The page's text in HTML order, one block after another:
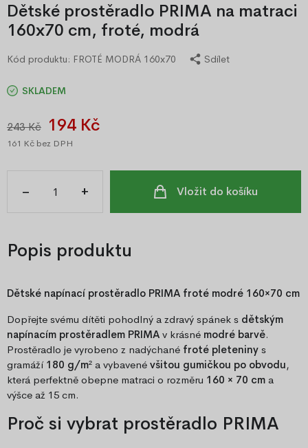
Dětské prostěradlo PRIMA na matraci
160x70 cm, froté, modrá
Kód produktu: FROTÉ MODRÁ 160x70 Sdílet
SKLADEM
243 Kč 194 Kč
161 Kč bez DPH
– + Vložit do košíku
Popis produktu
Dětské napínací prostěradlo PRIMA froté modré 160×70 cm
Dopřejte svému dítěti pohodlný a zdravý spánek s dětským
napínacím prostěradlem PRIMA v krásné modré barvě.
Prostěradlo je vyrobeno z nadýchané froté pleteniny s
gramáží 180 g/m² a vybavené všitou gumičkou po obvodu,
která perfektně obepne matraci o rozměru 160 × 70 cm a
výšce až 15 cm.
Proč si vybrat prostěradlo PRIMA